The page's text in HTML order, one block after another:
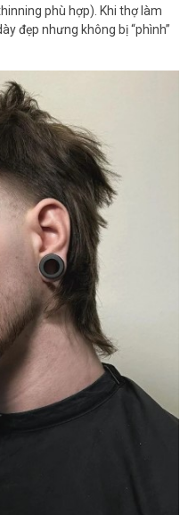
phù hợp). Khi thợ làm
đẹp nhưng không bị “phình”